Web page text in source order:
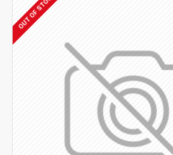
OUT OF STOCK